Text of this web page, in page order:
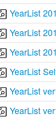
YearList
YearList
YearList
YearList
YearList
YearList